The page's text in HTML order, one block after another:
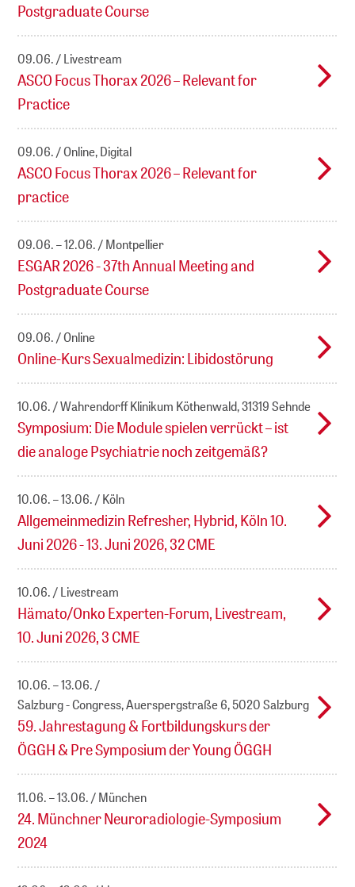
Postgraduate Course
09.06. Livestream
ASCO Focus Thorax 2026 – Relevant for
Practice
09.06. Online, Digital
ASCO Focus Thorax 2026 – Relevant for
practice
09.06. – 12.06. Montpellier
ESGAR 2026 - 37th Annual Meeting and
Postgraduate Course
09.06. Online
Online-Kurs Sexualmedizin: Libidostörung
10.06. Wahrendorff Klinikum Köthenwald, 31319 Sehnde
Symposium: Die Module spielen verrückt – ist
die analoge Psychiatrie noch zeitgemäß?
10.06. – 13.06. Köln
Allgemeinmedizin Refresher, Hybrid, Köln 10.
Juni 2026 - 13. Juni 2026, 32 CME
10.06. Livestream
Hämato/Onko Experten-Forum, Livestream,
10. Juni 2026, 3 CME
10.06. – 13.06.
Salzburg - Congress, Auerspergstraße 6, 5020 Salzburg
59. Jahrestagung & Fortbildungskurs der
ÖGGH & Pre Symposium der Young ÖGGH
11.06. – 13.06. München
24. Münchner Neuroradiologie-Symposium
2024